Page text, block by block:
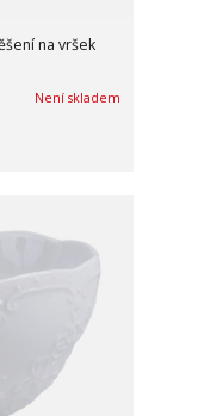
na vršek
Není skladem